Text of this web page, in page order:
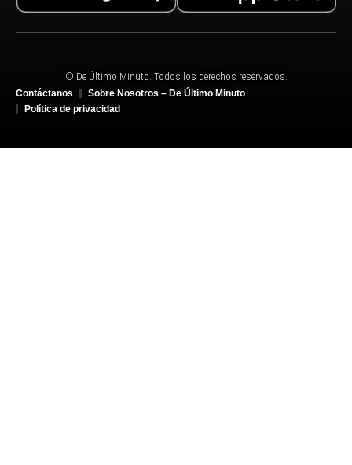
© De Último Minuto. Todos los derechos reservados.
Contáctanos
Sobre Nosotros – De Último Minuto
Política de privacidad